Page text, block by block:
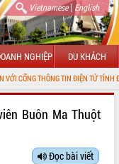
Vietnamese| English
NGHIỆP DU KHÁCH
THÔNG TIN ĐIỆN TỬ TỈNH ĐẮK LẮK
Buôn Ma Thuột
Đọc bài viết